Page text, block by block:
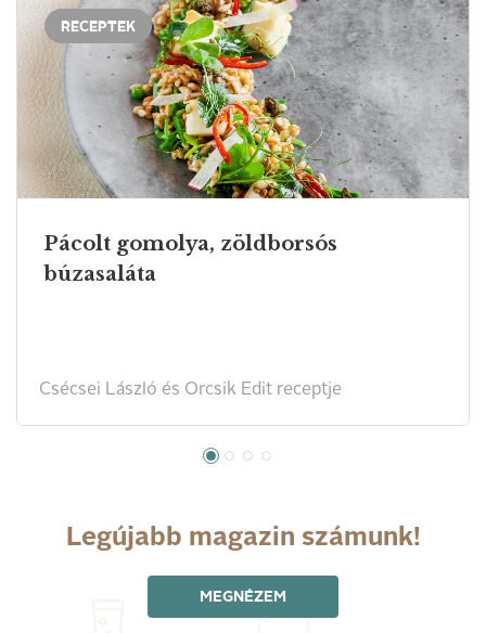
RECEPTEK
Pácolt gomolya, zöldborsós
búzasaláta
Csécsei László és Orcsik Edit receptje
Legújabb magazin számunk!
MEGNÉZEM